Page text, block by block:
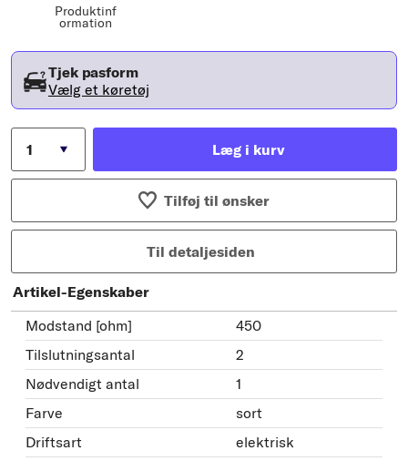
Produktinf
ormation
Tjek pasform
Vælg et køretøj
Læg i kurv
Tilføj til ønsker
Til detaljesiden
Artikel-Egenskaber
Modstand [ohm]
450
Tilslutningsantal
2
Nødvendigt antal
1
Farve
sort
Driftsart
elektrisk